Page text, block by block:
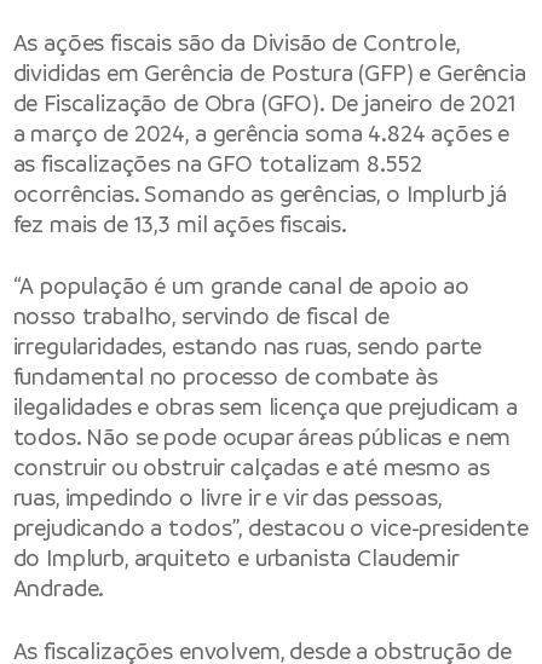
As ações fiscais são da Divisão de Controle,
divididas em Gerência de Postura (GFP) e Gerência
de Fiscalização de Obra (GFO). De janeiro de 2021
a março de 2024, a gerência soma 4.824 ações e
as fiscalizações na GFO totalizam 8.552
ocorrências. Somando as gerências, o Implurb já
fez mais de 13,3 mil ações fiscais.
“A população é um grande canal de apoio ao
nosso trabalho, servindo de fiscal de
irregularidades, estando nas ruas, sendo parte
fundamental no processo de combate às
ilegalidades e obras sem licença que prejudicam a
todos. Não se pode ocupar áreas públicas e nem
construir ou obstruir calçadas e até mesmo as
ruas, impedindo o livre ir e vir das pessoas,
prejudicando a todos”, destacou o vice-presidente
do Implurb, arquiteto e urbanista Claudemir
Andrade.
As fiscalizações envolvem, desde a obstrução de